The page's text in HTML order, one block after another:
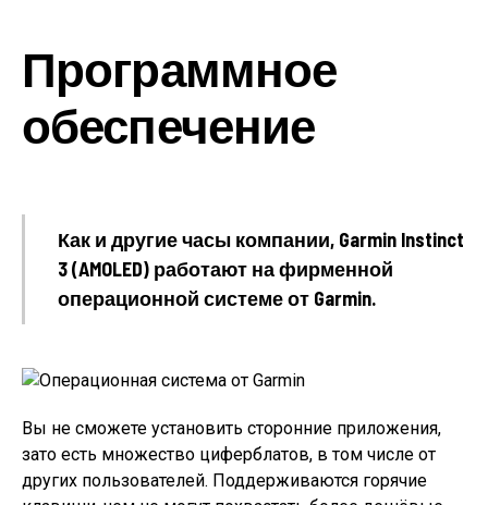
Программное
обеспечение
Как и другие часы компании, Garmin Instinct
3 (AMOLED) работают на фирменной
операционной системе от Garmin.
Вы не сможете установить сторонние приложения,
зато есть множество циферблатов, в том числе от
других пользователей. Поддерживаются горячие